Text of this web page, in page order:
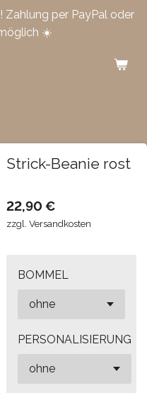
Zahlung per PayPal oder
☀️
Strick-Beanie rost
22,90 €
zzgl. Versandkosten
BOMMEL
PERSONALISIERUNG